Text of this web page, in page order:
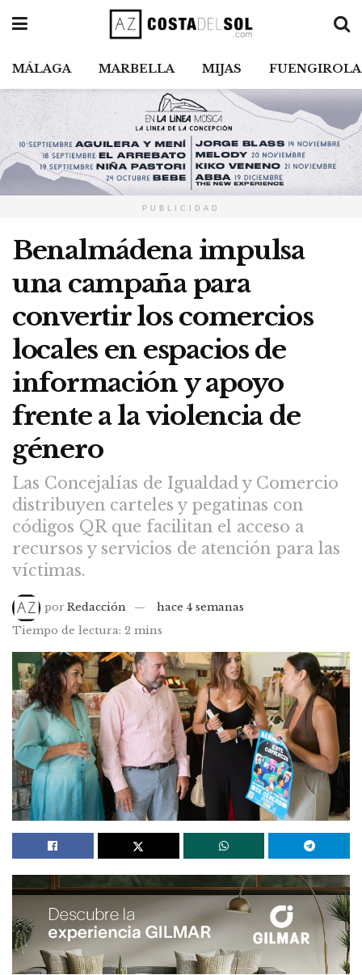
MÁLAGA MARBELLA MIJAS FUENGIROLA
PUBLICIDAD
Benalmádena impulsa
una campaña para
convertir los comercios
locales en espacios de
información y apoyo
frente a la violencia de
género
Las Concejalías de Igualdad y Comercio
distribuyen carteles y pegatinas con
códigos QR que facilitan el acceso a
recursos y servicios de atención para las
víctimas.
por Redacción
hace 4 semanas
Tiempo de lectura: 2 mins